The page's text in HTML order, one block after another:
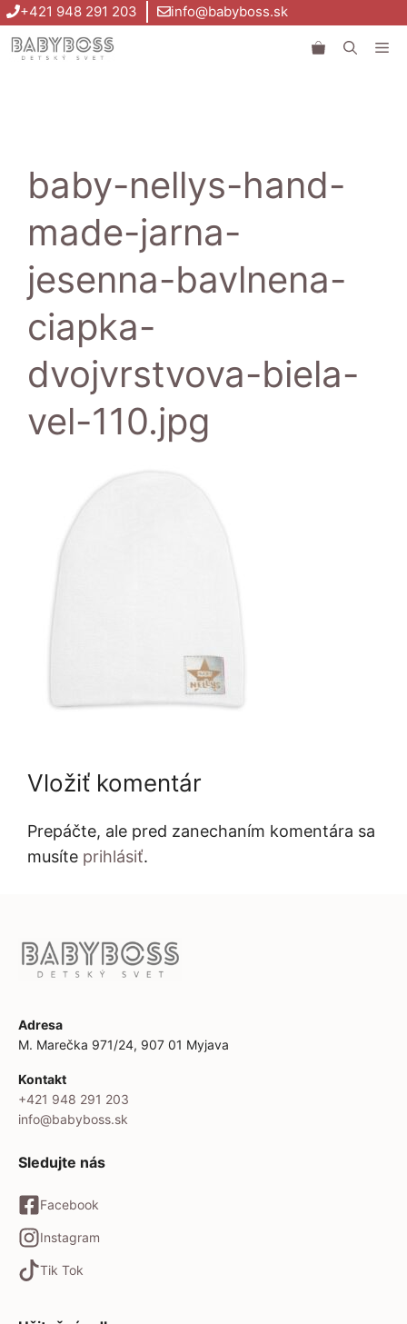
Preskočiť
na
obsah
+421 948 291 203 info@babyboss.sk
baby-nellys-hand-
made-jarna-
jesenna-bavlnena-
ciapka-
dvojvrstvova-biela-
vel-110.jpg
Vložiť komentár
Prepáčte, ale pred zanechaním komentára sa
musíte prihlásiť.
Adresa
M. Marečka 971/24, 907 01 Myjava
Kontakt
+421 948 291 203
info@babyboss.sk
Sledujte nás
Facebook
Instagram
Tik Tok